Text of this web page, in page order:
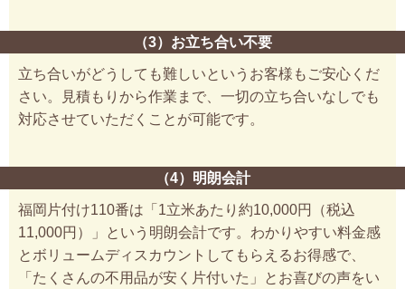
（3）お立ち合い不要
立ち合いがどうしても難しいというお客様もご安心くだ
さい。見積もりから作業まで、一切の立ち合いなしでも
対応させていただくことが可能です。
（4）明朗会計
福岡片付け110番は「1立米あたり約10,000円（税込
11,000円）」という明朗会計です。わかりやすい料金感
とボリュームディスカウントしてもらえるお得感で、
「たくさんの不用品が安く片付いた」とお喜びの声をい